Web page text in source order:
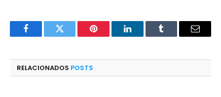
FacebookTwitter Pinterest LinkedInTumblr
E-
RELACIONADOS POSTS